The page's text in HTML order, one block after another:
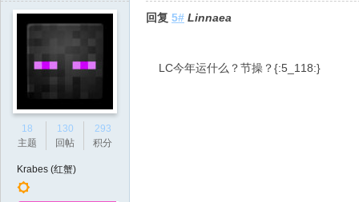
18
主题
130
回帖
293
积分
Krabes (红蟹)
回复 5# Linnaea
LC今年运什么？节操？{:5_118:}